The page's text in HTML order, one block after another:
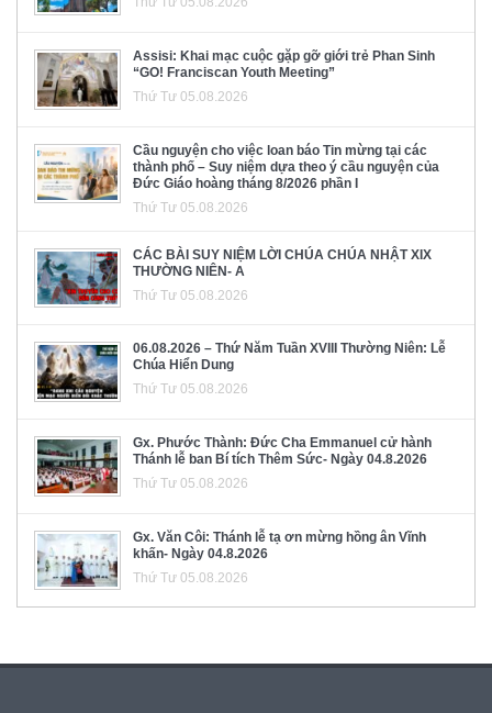
Assisi: Khai mạc cuộc gặp gỡ giới trẻ Phan Sinh
“GO! Franciscan Youth Meeting”
Thứ Tư 05.08.2026
Cầu nguyện cho việc loan báo Tin mừng tại các
thành phố – Suy niệm dựa theo ý cầu nguyện của
Đức Giáo hoàng tháng 8/2026 phần I
Thứ Tư 05.08.2026
CÁC BÀI SUY NIỆM LỜI CHÚA CHÚA NHẬT XIX
THƯỜNG NIÊN- A
Thứ Tư 05.08.2026
06.08.2026 – Thứ Năm Tuần XVIII Thường Niên: Lễ
Chúa Hiển Dung
Thứ Tư 05.08.2026
Gx. Phước Thành: Đức Cha Emmanuel cử hành
Thánh lễ ban Bí tích Thêm Sức- Ngày 04.8.2026
Thứ Tư 05.08.2026
Gx. Văn Côi: Thánh lễ tạ ơn mừng hồng ân Vĩnh
khấn- Ngày 04.8.2026
Thứ Tư 05.08.2026